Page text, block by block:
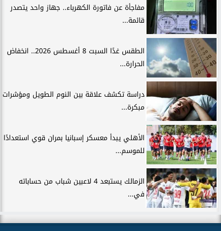
مفاجأة عن فاتورة الكهرباء.. جهاز واحد يتصدر
قائمة...
الطقس غدًا السبت 8 أغسطس 2026.. انخفاض
الحرارة...
دراسة تكشف علاقة بين النوم الطويل ومؤشرات
مبكرة...
الأهلي يبدأ معسكر إسبانيا بمران قوي استعدادًا
للموسم...
الزمالك يستبعد 4 لاعبين شباب من حساباته
في...